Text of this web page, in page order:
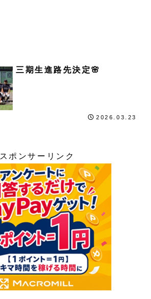
三期生進路先決定🌸
2026.03.23
スポンサーリンク